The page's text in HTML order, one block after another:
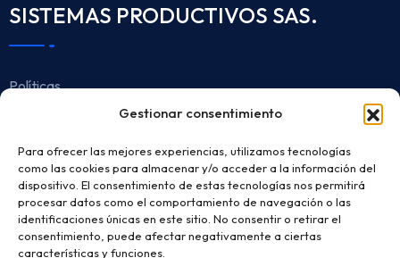
Gestionar consentimiento
Para ofrecer las mejores experiencias, utilizamos tecnologías
como las cookies para almacenar y/o acceder a la información del
dispositivo. El consentimiento de estas tecnologías nos permitirá
procesar datos como el comportamiento de navegación o las
identificaciones únicas en este sitio. No consentir o retirar el
consentimiento, puede afectar negativamente a ciertas
características y funciones.
SISTEMAS PRODUCTIVOS SAS.
Políticas
Aviso de Privacidad
Protección de Datos
Horario de Atención
Lunes a viernes de 7:30 AM - 5:00 PM